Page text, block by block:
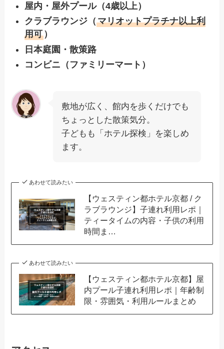
屋内・屋外プール（4歳以上）
クラブラウンジ（マリオットプラチナ以上利
用可）
日本庭園・散策路
コンビニ（ファミリーマート）
敷地が広く、館内を歩くだけでも
ちょっとした散策気分。
子どもも「ホテル探検」を楽しめ
ます。
あわせて読みたい
【ウェスティン都ホテル京都 / ク
ラブラウンジ】子連れ利用レポ｜
ティータイムの内容・子供の利用
時間ま…
あわせて読みたい
【ウェスティン都ホテル京都】屋
内プール子連れ利用レポ｜年齢制
限・雰囲気・利用ルールまとめ